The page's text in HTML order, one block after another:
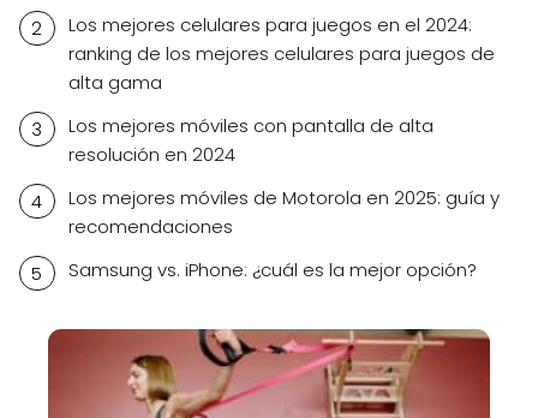
Los mejores celulares para juegos en el 2024:
ranking de los mejores celulares para juegos de
alta gama
Los mejores móviles con pantalla de alta
resolución en 2024
Los mejores móviles de Motorola en 2025: guía y
recomendaciones
Samsung vs. iPhone: ¿cuál es la mejor opción?